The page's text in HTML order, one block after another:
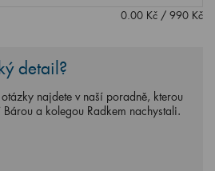
0.00 Kč / 990 Kč
detail?
najdete v naší poradně, kterou
a kolegou Radkem nachystali.